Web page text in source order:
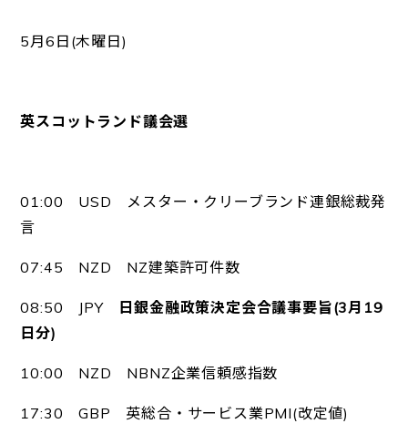
5月6日(木曜日)
英スコットランド議会選
01:00 USD メスター・クリーブランド連銀総裁発
言
07:45 NZD NZ建築許可件数
08:50 JPY
日銀金融政策決定会合議事要旨(3月19
日分)
10:00 NZD NBNZ企業信頼感指数
17:30 GBP 英総合・サービス業PMI(改定値)